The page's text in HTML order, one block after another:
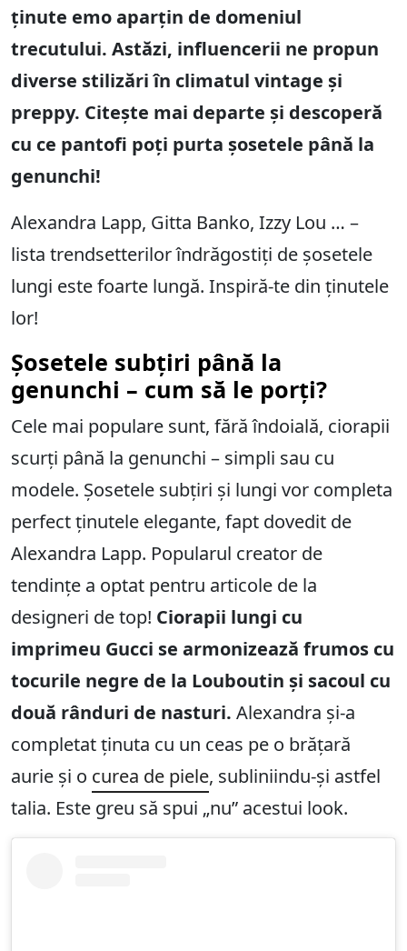
ținute emo aparțin de domeniul
trecutului. Astăzi, influencerii ne propun
diverse stilizări în climatul vintage și
preppy. Citește mai departe și descoperă
cu ce pantofi poți purta șosetele până la
genunchi!
Alexandra Lapp, Gitta Banko, Izzy Lou … –
lista trendsetterilor îndrăgostiți de șosetele
lungi este foarte lungă. Inspiră-te din ținutele
lor!
Șosetele subțiri până la
genunchi – cum să le porți?
Cele mai populare sunt, fără îndoială, ciorapii
scurți până la genunchi – simpli sau cu
modele. Șosetele subțiri și lungi vor completa
perfect ținutele elegante, fapt dovedit de
Alexandra Lapp. Popularul creator de
tendințe a optat pentru articole de la
designeri de top! Ciorapii lungi cu
imprimeu Gucci se armonizează frumos cu
tocurile negre de la Louboutin și sacoul cu
două rânduri de nasturi. Alexandra și-a
completat ținuta cu un ceas pe o brățară
aurie și o curea de piele, subliniindu-și astfel
talia. Este greu să spui „nu” acestui look.